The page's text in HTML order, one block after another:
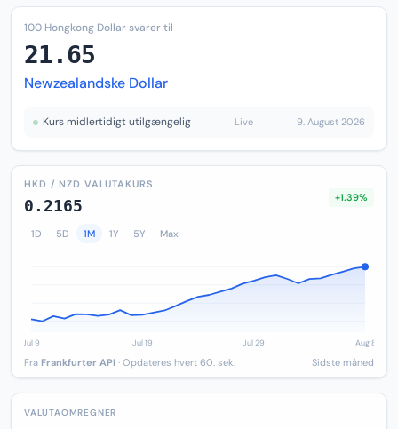
100 Hongkong Dollar svarer til
21.65
Newzealandske Dollar
Kurs midlertidigt utilgængelig Live 9. August 2026
HKD / NZD VALUTAKURS
0.2165 +1.39%
1D 5D 1M 1Y 5Y Max
Fra Frankfurter API · Opdateres hvert 60. sek. Sidste måned
VALUTAOMREGNER